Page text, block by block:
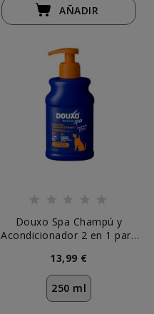
AÑADIR
Douxo Spa Champú y
Acondicionador 2 en 1 para
13,99 €
250 ml